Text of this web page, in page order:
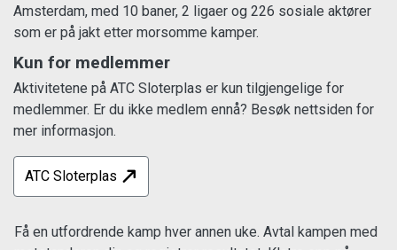
Amsterdam, med 10 baner, 2 ligaer og 226 sosiale aktører
som er på jakt etter morsomme kamper.
Kun for medlemmer
Aktivitetene på ATC Sloterplas er kun tilgjengelige for
medlemmer. Er du ikke medlem ennå? Besøk nettsiden for
mer informasjon.
ATC Sloterplas
Få en utfordrende kamp hver annen uke. Avtal kampen med